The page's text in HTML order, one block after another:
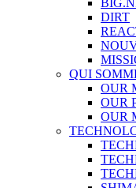
DIRT
QUI
OUR
OUR
OUR